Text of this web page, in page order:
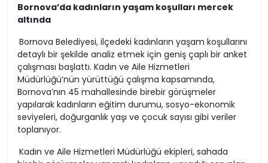
Bornova’da kadınların yaşam koşulları mercek
altında
Bornova Belediyesi, ilçedeki kadınların yaşam koşullarını
detaylı bir şekilde analiz etmek için geniş çaplı bir anket
çalışması başlattı. Kadın ve Aile Hizmetleri
Müdürlüğü’nün yürüttüğü çalışma kapsamında,
Bornova’nın 45 mahallesinde birebir görüşmeler
yapılarak kadınların eğitim durumu, sosyo-ekonomik
seviyeleri, doğurganlık yaşı ve çocuk sayısı gibi veriler
toplanıyor.
Kadın ve Aile Hizmetleri Müdürlüğü ekipleri, sahada